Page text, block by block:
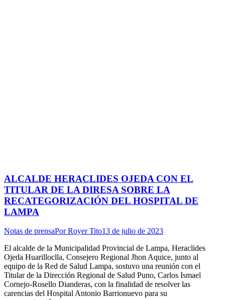
ALCALDE HERACLIDES OJEDA CON EL
TITULAR DE LA DIRESA SOBRE LA
RECATEGORIZACIÓN DEL HOSPITAL DE
LAMPA
Notas de prensaPorRoyer Tito13 de julio de 2023
El alcalde de la Municipalidad Provincial de Lampa, Heraclides
Ojeda Huarilloclla, Consejero Regional Jhon Aquice, junto al
equipo de la Red de Salud Lampa, sostuvo una reunión con el
Titular de la Dirección Regional de Salud Puno, Carlos Ismael
Cornejo-Rosello Dianderas, con la finalidad de resolver las
carencias del Hospital Antonio Barrionuevo para su